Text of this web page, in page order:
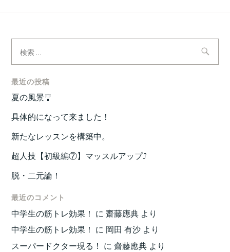
索:
最近の投稿
夏の風景🎐
具体的になって来ました！
新たなレッスンを構築中。
超人技【初級編⑦】マッスルアップ⤴️
脱・二元論！
最近のコメント
中学生の筋トレ効果！ に齋藤應典 より
中学生の筋トレ効果！ に 岡田 有沙 より
スーパードクター現る！ に齋藤應典 より